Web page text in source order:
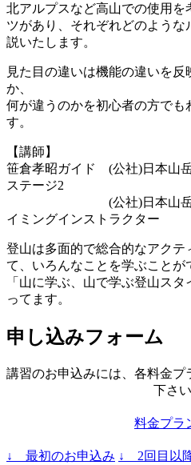
北アルプスなど高山での使用
ツがあり、それぞれどのよう
説いたします。
見た目の違いは機能の違いを
か、
何が違うのかを初心者の方でも
す。
【講師】
笹倉孝昭ガイド (公社)日本山
ステージ2
(公社)日本山岳ガイ
イミングインストラクター
登山は多面的で総合的なアクテ
て、いろんなことを学ぶことが
「山に学ぶ、山で学ぶ登山ス
ってます。
申し込みフォーム
講習のお申込みには、各料金プ
下さい
料金プラ
↓ 最初のお申込み ↓ 2回目以